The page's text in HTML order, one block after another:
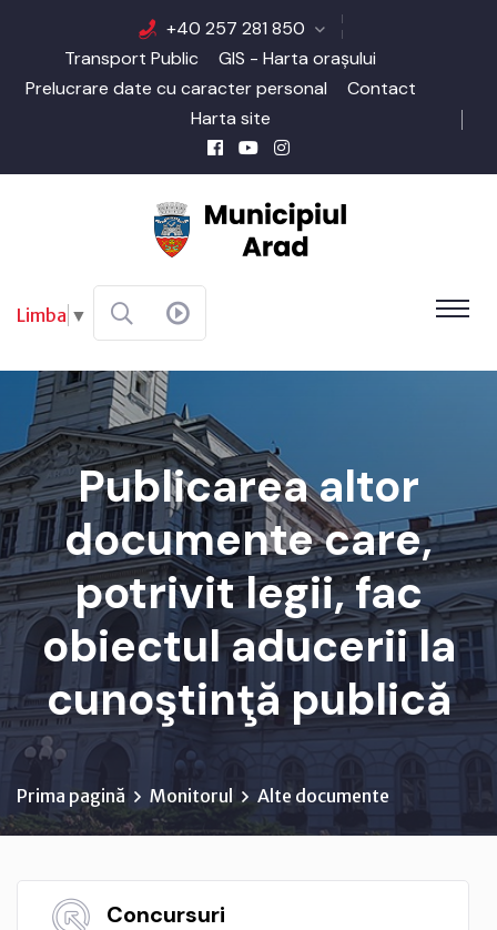
+40 257 281 850
Transport Public
GIS - Harta orașului
Prelucrare date cu caracter personal
Contact
Harta site
Limba ▼
Publicarea altor
documente care,
potrivit legii, fac
obiectul aducerii la
cunoştinţă publică
Prima pagină Monitorul Alte documente
Concursuri